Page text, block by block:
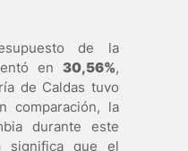
de la
en 30,56%,
de Caldas tuvo
comparación, la
durante este
significa que el